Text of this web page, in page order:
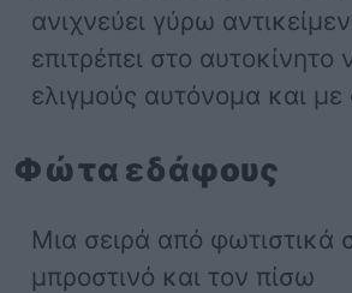
ανιχνεύει γύρω
επιτρέπει στο αυτοκίνητο
ελιγμούς αυτόνομα και με
Φώτα εδάφους
Μια σειρά από φωτιστικά
μπροστινό και τον πίσω